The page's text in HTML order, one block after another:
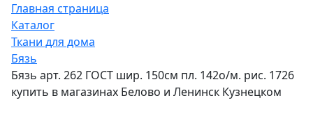
Главная страница
Каталог
Ткани для дома
Бязь
Бязь арт. 262 ГОСТ шир. 150см пл. 142о/м. рис. 1726
купить в магазинах Белово и Ленинск Кузнецком